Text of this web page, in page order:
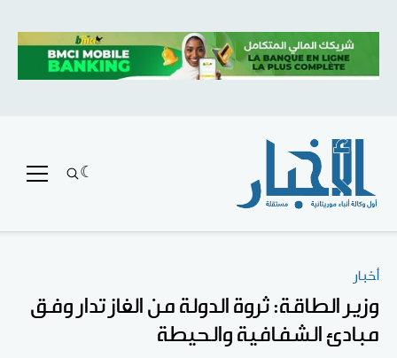
أخبار
وزير الطاقة: ثروة الدولة من الغاز تدار وفق
مبادئ الشفافية والحيطة